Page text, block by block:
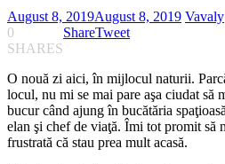
August 8, 2019August 8, 2019 Vavaly
0
SHARES
ShareTweet
O nouă zi aici, în mijlocul naturii.
locul, nu mi se mai pare aşa ciudat să
bucur când ajung în bucătăria
elan şi chef de viaţă. Îmi tot promit să
frustrată că stau prea mult acasă.